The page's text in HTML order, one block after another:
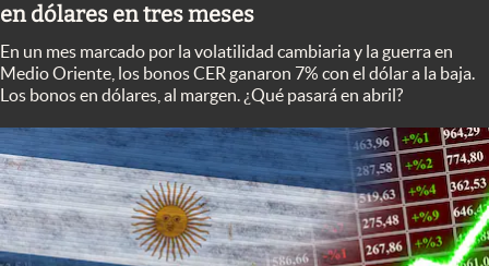
Otras secciones
Apertura
Clase
Clima
Mundial 2026
en dólares en tres meses
En un mes marcado por la volatilidad cambiaria y la guerra en
Medio Oriente, los bonos CER ganaron 7% con el dólar a la baja.
Los bonos en dólares, al margen. ¿Qué pasará en abril?